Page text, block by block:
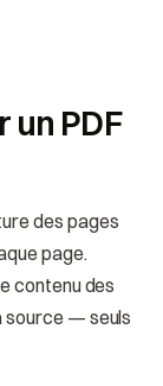
un PDF
des pages
page.
contenu des
source — seuls